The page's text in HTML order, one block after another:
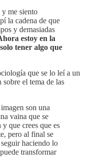
y me siento
la cadena de que
y demasiadas
estoy en la
tener algo que
que se lo leí a un
el tema de las
son una
vaina que se
que crees que es
pero al final se
haciendo lo
transformar